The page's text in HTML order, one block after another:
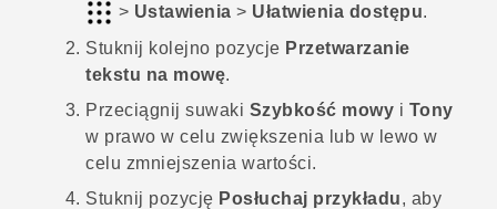
> Ustawienia > Ułatwienia dostępu.
Stuknij kolejno pozycje Przetwarzanie
tekstu na mowę.
Przeciągnij suwaki Szybkość mowy i Tony
w prawo w celu zwiększenia lub w lewo w
celu zmniejszenia wartości.
Stuknij pozycję Posłuchaj przykładu, aby